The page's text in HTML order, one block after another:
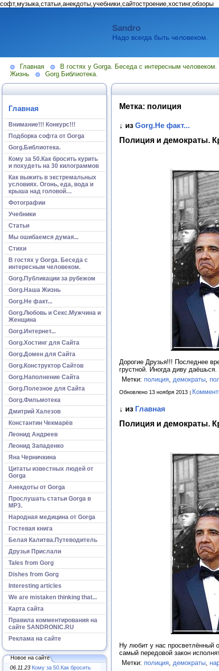
софт,музыка,статьи,анекдоты,учебники,сайтостроение,хостинг,обзоры
Sandro
Надо всегда быть человеком.
Главная В гостях у Gorga. Беседа с интересным человеком.
Жизнь
Gorg.Библиотека.
Главная
Внимание!!! Конкурс!!!
Подборка софта от Gorga
Gorg.Библиотека.
Кому за 50.Как бросить курить
и похудеть на 30 килограммов
Как выжить в экстремальных
условиях. Огонь, еда, вода и
крыша над головой…
Фотографии
Учебники
Статьи
Мы ошибаемся думая...
Стихи
В гостях у Gorga. Беседа с
интересным человеком.
Gorg.Публикации за рубежом
Gorg.Наша Жизнь
Gorg.Не факт...
Gorg.Любовь и Секс.Мужчина и
Женщина
Gorg.Интернет...
Gorg.Хостинг для Сайта
Gorg.Домен для Сайта
Gorg.Конструктор Сайтов
Gorg.Наполнение Сайта
Gorg.Полезное для Сайта
Gorg.Фильмотека
Дмитрий Халезов
Константин Чекмарёв
Леонид Андреев
Леонид Западенко
Яна Черничкина
Цитаты известных людей от
Gorga
Анекдоты от Gorga
Прослушать статьи Gorga в
МР3.
Народная медицина от Gorga
Гостевая книга
Белая Калитва.Путеводитель
Друзья Прислали
Tales from Gorg
Dishes from Gorg
Interesting articles
We are mistaken thinking that...
Карта сайта
Правила комментирования на
сайте SANDRONIC.RU
Реклама на сайте
Новое на сайте
06.11.23 Кому за 50.Как бросить
Метка: полиция
↓ из Gorg.Не факт...
Полиция и демократы.
Дорогие Друзья!!! Последнее
грустной. Иногда диву даёшься.
Метки: полиция, демократы,
Обновлено 13 ноября 2013
↓ из Главная
Полиция и демократы.
Ну любит у нас просветлённый
самый передовой закон
Метки: полиция, демократы,